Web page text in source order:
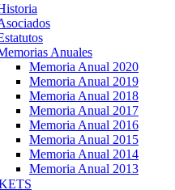
Anuales
Memoria Anual 2020
Memoria Anual 2019
Memoria Anual 2018
Memoria Anual 2017
Memoria Anual 2016
Memoria Anual 2015
Memoria Anual 2014
Memoria Anual 2013